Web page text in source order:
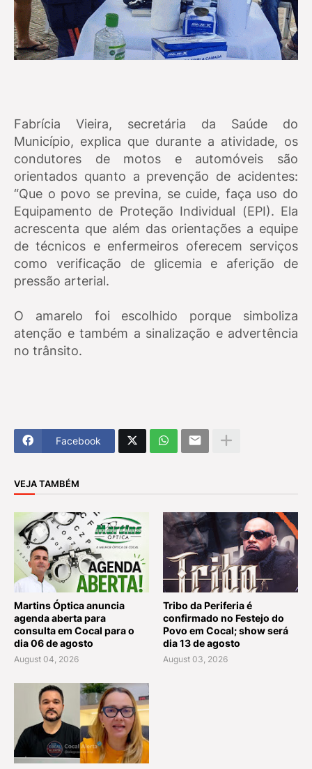
Fabrícia Vieira, secretária da Saúde do
Município, explica que durante a atividade, os
condutores de motos e automóveis são
orientados quanto a prevenção de acidentes:
“Que o povo se previna, se cuide, faça uso do
Equipamento de Proteção Individual (EPI). Ela
acrescenta que além das orientações a equipe
de técnicos e enfermeiros oferecem serviços
como verificação de glicemia e aferição de
pressão arterial.
O amarelo foi escolhido porque simboliza
atenção e também a sinalização e advertência
no trânsito.
Facebook
VEJA TAMBÉM
Martins Óptica anuncia
agenda aberta para
consulta em Cocal para o
dia 06 de agosto
August 04, 2026
Tribo da Periferia é
confirmado no Festejo do
Povo em Cocal; show será
dia 13 de agosto
August 03, 2026